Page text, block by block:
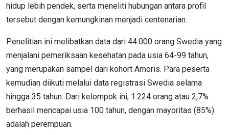
hidup lebih pendek, serta meneliti hubungan antara profil
tersebut dengan kemungkinan menjadi centenarian.
Penelitian ini melibatkan data dari 44.000 orang Swedia yang
menjalani pemeriksaan kesehatan pada usia 64-99 tahun,
yang merupakan sampel dari kohort Amoris. Para peserta
kemudian diikuti melalui data registrasi Swedia selama
hingga 35 tahun. Dari kelompok ini, 1.224 orang atau 2,7%
berhasil mencapai usia 100 tahun, dengan mayoritas (85%)
adalah perempuan.